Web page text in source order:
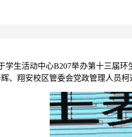
学生活动中心B207举办第十三届
、翔安校区管委会党政管理人员